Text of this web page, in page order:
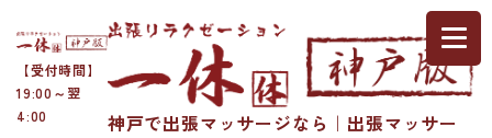
【受付時間】
19:00～翌
4:00
神戸で出張マッサージなら｜出張マッサー